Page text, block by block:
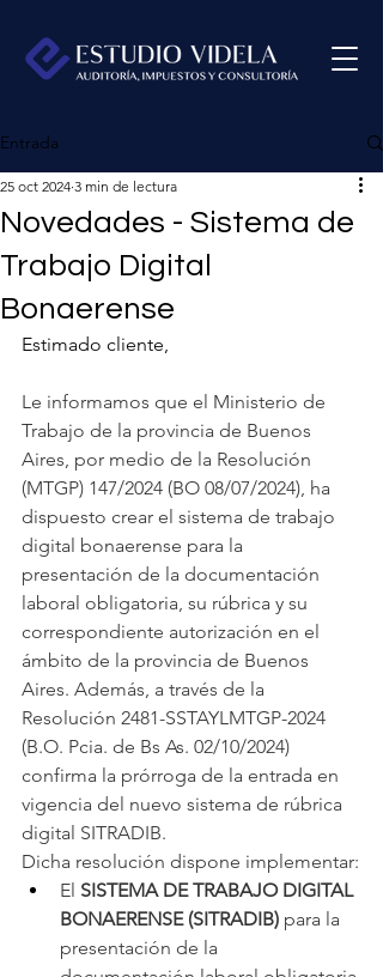
Entrada
Novedades - Sistema de
Trabajo Digital
Bonaerense
25 oct 2024 3 min de lectura
Estimado cliente,
Le informamos que el Ministerio de
Trabajo de la provincia de Buenos
Aires, por medio de la Resolución
(MTGP) 147/2024 (BO 08/07/2024), ha
dispuesto crear el sistema de trabajo
digital bonaerense para la
presentación de la documentación
laboral obligatoria, su rúbrica y su
correspondiente autorización en el
ámbito de la provincia de Buenos
Aires. Además, a través de la
Resolución 2481-SSTAYLMTGP-2024
(B.O. Pcia. de Bs As. 02/10/2024)
confirma la prórroga de la entrada en
vigencia del nuevo sistema de rúbrica
digital SITRADIB.
Dicha resolución dispone implementar:
El SISTEMA DE TRABAJO DIGITAL
BONAERENSE (SITRADIB) para la
presentación de la